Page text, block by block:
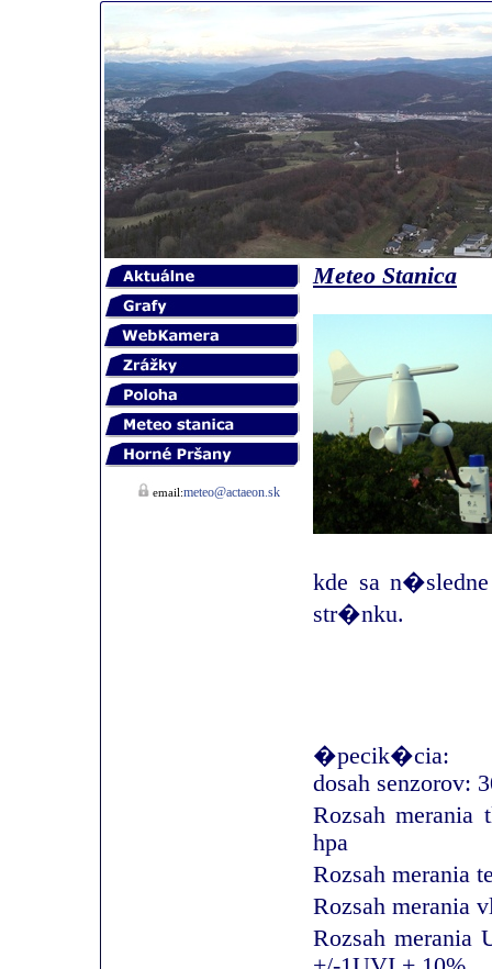
email:meteo@actaeon.sk
Meteo Stanica
kde sa
str�nku.
�pecik�cia:
dosah senzorov:
Rozsah
hpa
Rozsah
Rozsah merania
Rozsah